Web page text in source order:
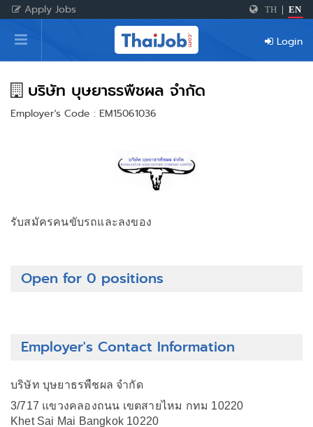
Apply Jobs TH EN
Home
Login
Register
Login
บริษัท บุษยาธรพืชผล จำกัด
Employer's Code : EM15061036
รับสมัครคนขับรถและลงของ
Open for 0 positions
Employer's Contact Information
บริษัท บุษยาธรพืชผล จำกัด
3/717 แขวงคลองถนน เขตสายไหม กทม 10220
Khet Sai Mai Bangkok 10220